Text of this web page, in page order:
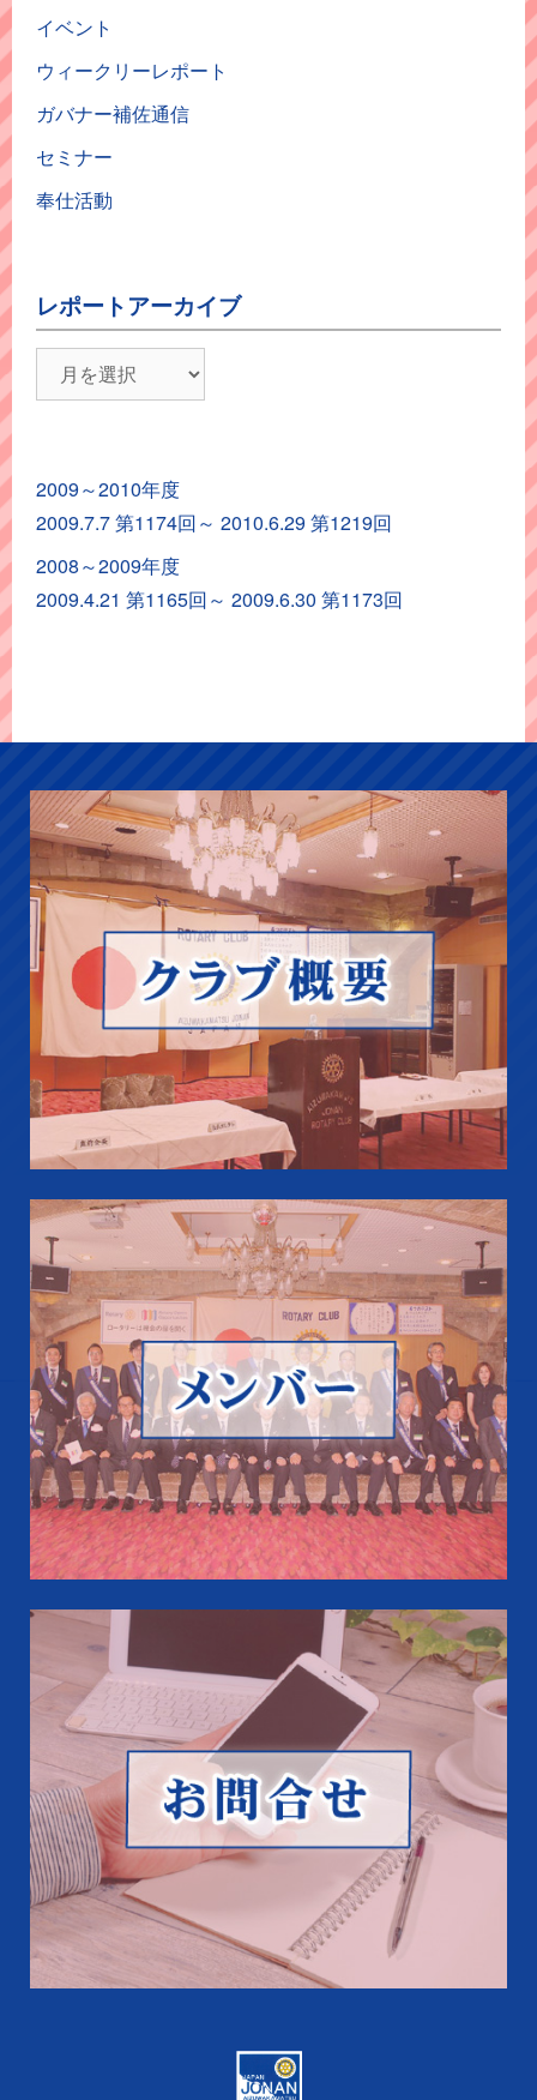
イベント
ウィークリーレポート
ガバナー補佐通信
セミナー
奉仕活動
レポートアーカイブ
ポ
ア
ー
カ
イ
2009～2010年度
2009.7.7 第1174回～ 2010.6.29 第1219回
2008～2009年度
2009.4.21 第1165回～ 2009.6.30 第1173回